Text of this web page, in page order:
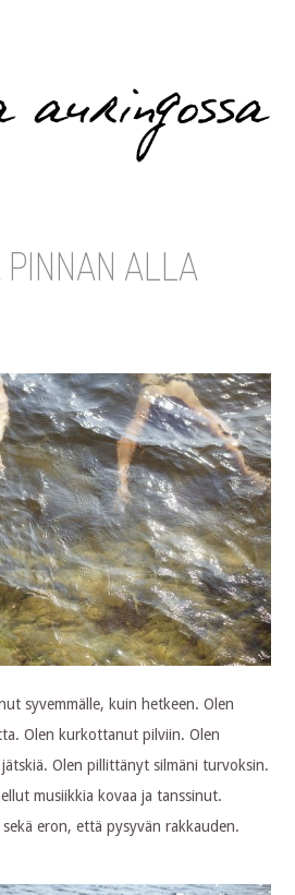
ALLA
syvemmälle, kuin hetkeen. Olen
Olen kurkottanut pilviin. Olen
Olen pillittänyt silmäni turvoksin.
musiikkia kovaa ja tanssinut.
eron, että pysyvän rakkauden.